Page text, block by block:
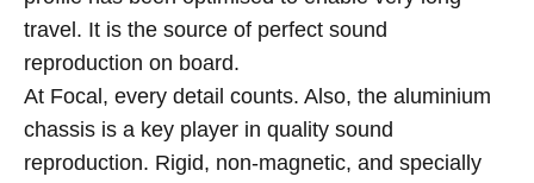
travel. It is the source of perfect sound
reproduction on board.
At Focal, every detail counts. Also, the aluminium
chassis is a key player in quality sound
reproduction. Rigid, non-magnetic, and specially